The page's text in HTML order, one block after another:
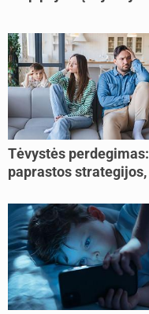
Tėvystės perdegimas:
paprastos strategijos,
jėgas